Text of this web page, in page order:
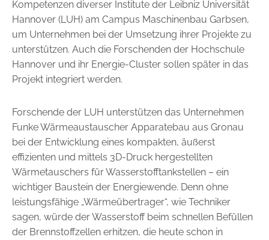
Kompetenzen diverser Institute der Leibniz Universität
Hannover (LUH) am Campus Maschinenbau Garbsen,
um Unternehmen bei der Umsetzung ihrer Projekte zu
unterstützen. Auch die Forschenden der Hochschule
Hannover und ihr Energie-Cluster sollen später in das
Projekt integriert werden.
Forschende der LUH unterstützen das Unternehmen
Funke Wärmeaustauscher Apparatebau aus Gronau
bei der Entwicklung eines kompakten, äußerst
effizienten und mittels 3D-Druck hergestellten
Wärmetauschers für Wasserstofftankstellen – ein
wichtiger Baustein der Energiewende. Denn ohne
leistungsfähige „Wärmeübertrager“, wie Techniker
sagen, würde der Wasserstoff beim schnellen Befüllen
der Brennstoffzellen erhitzen, die heute schon in